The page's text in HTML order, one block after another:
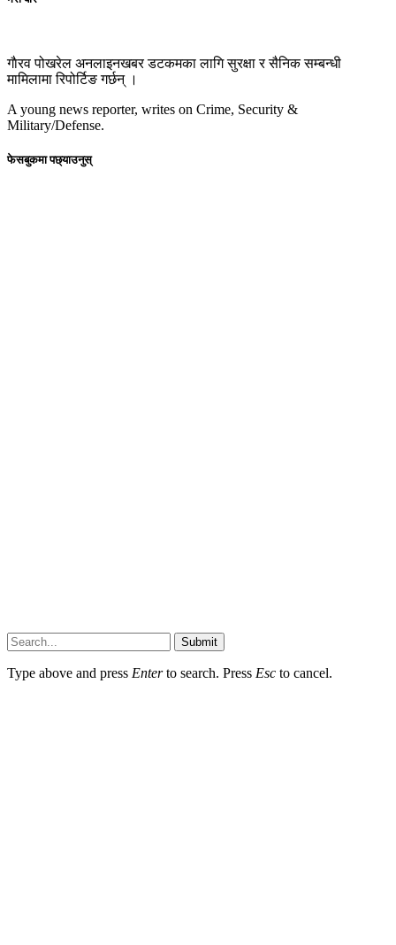
गाैरव पोखरेल अनलाइनखबर डटकमका लागि सुरक्षा र सैनिक सम्बन्धी
मामिलामा रिपोर्टिङ गर्छन् ।
A young news reporter, writes on Crime, Security &
Military/Defense.
फेसबुकमा पछ्याउनुस्
Submit
Type above and press Enterto search. Press Esc to cancel.